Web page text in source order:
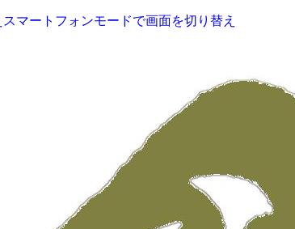
スマートフォンモードで画面を切り替え